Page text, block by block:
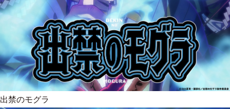
出禁のモグラ